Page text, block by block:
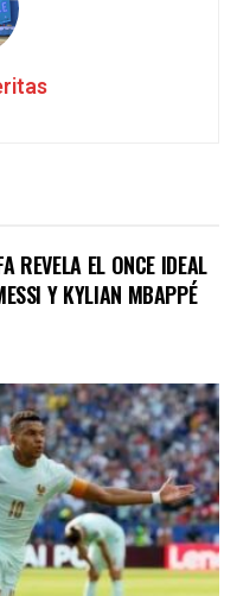
REVELA EL ONCE IDEAL
Y KYLIAN MBAPPÉ